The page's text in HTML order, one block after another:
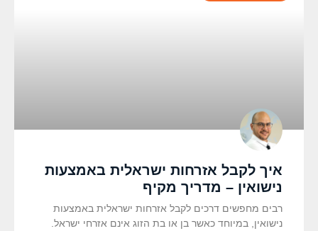
איך לקבל אזרחות ישראלית באמצעות
נישואין – מדריך מקיף
רבים מחפשים דרכים לקבל אזרחות ישראלית באמצעות
נישואין, במיוחד כאשר בן או בת הזוג אינם אזרחי ישראל.